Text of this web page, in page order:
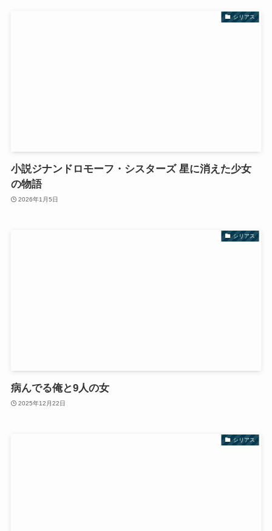
シリアス
小説ジナンドロモーフ・シスターズ 星に消えた少女
の物語
2026年1月5日
シリアス
病んでる俺と9人の女
2025年12月22日
シリアス